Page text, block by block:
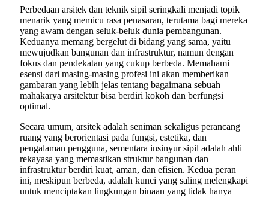
Perbedaan arsitek dan teknik sipil seringkali menjadi topik
menarik yang memicu rasa penasaran, terutama bagi mereka
yang awam dengan seluk-beluk dunia pembangunan.
Keduanya memang bergelut di bidang yang sama, yaitu
mewujudkan bangunan dan infrastruktur, namun dengan
fokus dan pendekatan yang cukup berbeda. Memahami
esensi dari masing-masing profesi ini akan memberikan
gambaran yang lebih jelas tentang bagaimana sebuah
mahakarya arsitektur bisa berdiri kokoh dan berfungsi
optimal.
Secara umum, arsitek adalah seniman sekaligus perancang
ruang yang berorientasi pada fungsi, estetika, dan
pengalaman pengguna, sementara insinyur sipil adalah ahli
rekayasa yang memastikan struktur bangunan dan
infrastruktur berdiri kuat, aman, dan efisien. Kedua peran
ini, meskipun berbeda, adalah kunci yang saling melengkapi
untuk menciptakan lingkungan binaan yang tidak hanya